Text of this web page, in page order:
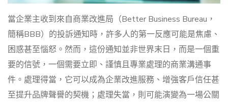
當企業主收到來自商業改進局（Better Business Bureau，
簡稱BBB）的投訴通知時，許多人的第一反應可能是焦慮、
困惑甚至惱怒。然而，這份通知並非世界末日，而是一個重
要的信號，一個需要立即、謹慎且專業處理的商業溝通事
件。處理得當，它可以成為企業改進服務、增強客戶信任甚
至提升品牌聲譽的契機；處理失當，則可能演變為一場公關